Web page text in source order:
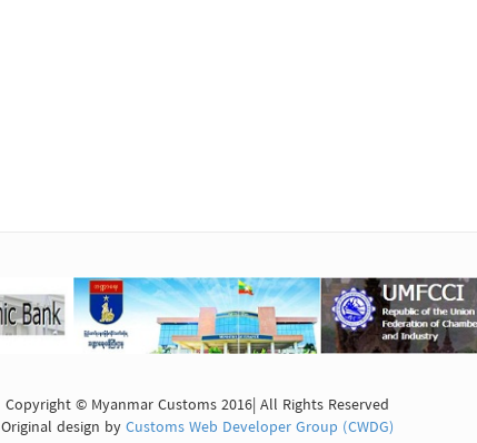
Copyright © Myanmar Customs 2016| All Rights Reserved
Original design byCustoms Web Developer Group (CWDG)